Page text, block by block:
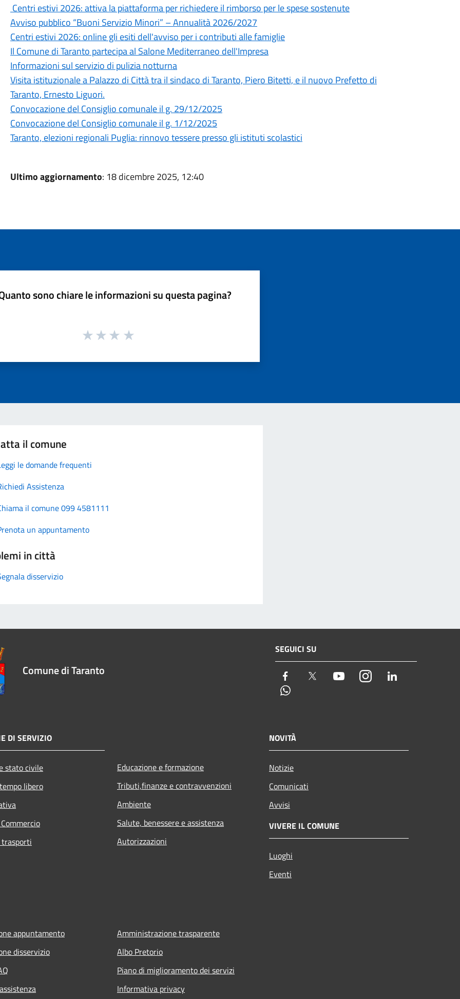
Centri estivi 2026: attiva la piattaforma per richiedere il rimborso per le spese sostenute
Avviso pubblico “Buoni Servizio Minori” – Annualità 2026/2027
Centri estivi 2026: online gli esiti dell'avviso per i contributi alle famiglie
Il Comune di Taranto partecipa al Salone Mediterraneo dell'Impresa
Informazioni sul servizio di pulizia notturna
Visita istituzionale a Palazzo di Città tra il sindaco di Taranto, Piero Bitetti, e il nuovo Prefetto di
Taranto, Ernesto Liguori.
Convocazione del Consiglio comunale il g. 29/12/2025
Convocazione del Consiglio comunale il g. 1/12/2025
Taranto, elezioni regionali Puglia: rinnovo tessere presso gli istituti scolastici
Ultimo aggiornamento: 18 dicembre 2025, 12:40
sono chiare le informazioni su questa pagina?
il comune
le domande frequenti
Assistenza
il comune 099 4581111
un appuntamento
in città
disservizio
Comune di Taranto
SEGUICI SU
Facebook Twitter YoutubeInstagram
DI SERVIZIO
stato civile
libero
Educazione e formazione
Tributi,finanze e contravvenzioni
Ambiente
Salute, benessere e assistenza
Autorizzazioni
NOVITÀ
Notizie
Comunicati
Avvisi
VIVERE IL COMUNE
Luoghi
Eventi
appuntamento
disservizio
Amministrazione trasparente
Albo Pretorio
Piano di miglioramento dei servizi
Informativa privacy